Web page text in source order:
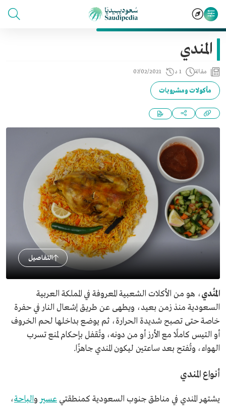
المندي
مقالة 1 د 07/02/2021
مأكولات ومشروبات
التفاصيل
المَنْدي، هو من الأكلات الشعبية المعروفة في المملكة العربية
السعودية منذ زمن بعيد، ويطهى عن طريق إشعال النار في حفرة
خاصة حتى تصبح شديدة الحرارة، ثم يوضع بداخلها لحم الخروف
أو التيس كاملًا مع الأرز أو من دونه، وتُقفل بإحكام لمنع تسرب
الهواء، وتُفتح بعد ساعتين ليكون المندي جاهزًا.
أنواع المندي
يشتهر المندي في مناطق جنوب السعودية كمنطقتي عسير والباحة،